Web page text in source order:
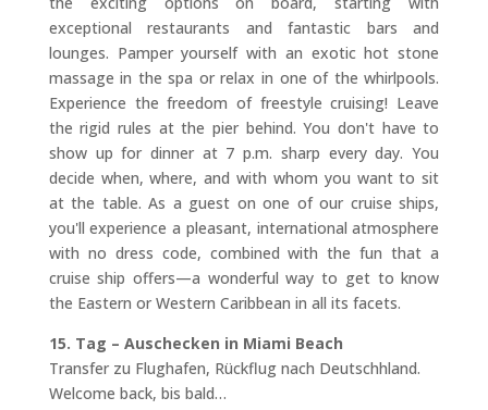
exceptional restaurants and fantastic bars and
lounges. Pamper yourself with an exotic hot stone
massage in the spa or relax in one of the whirlpools.
Experience the freedom of freestyle cruising! Leave
the rigid rules at the pier behind. You don't have to
show up for dinner at 7 p.m. sharp every day. You
decide when, where, and with whom you want to sit
at the table. As a guest on one of our cruise ships,
you'll experience a pleasant, international atmosphere
with no dress code, combined with the fun that a
cruise ship offers—a wonderful way to get to know
the Eastern or Western Caribbean in all its facets.
15. Tag – Auschecken in Miami Beach
Transfer zu Flughafen, Rückflug nach Deutschhland.
Welcome back, bis bald…